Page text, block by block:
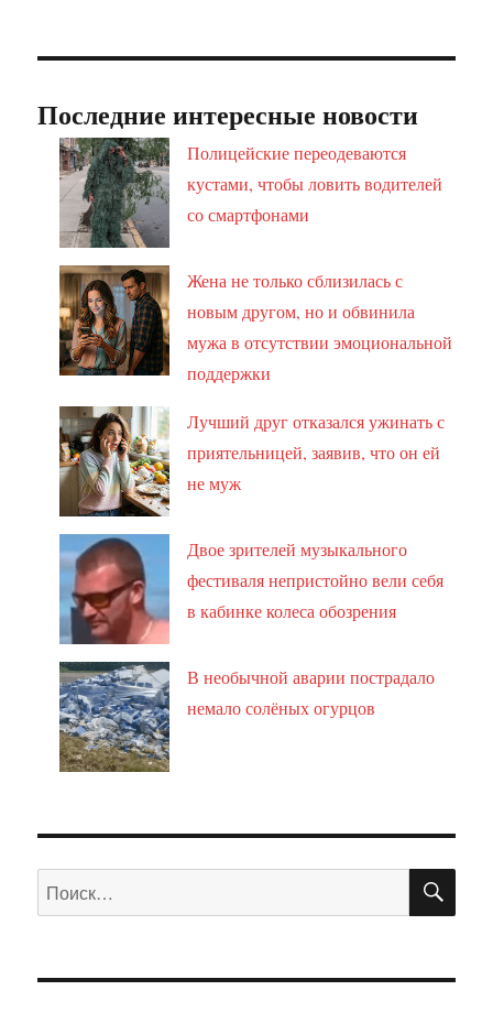
Последние интересные новости
Полицейские переодеваются
кустами, чтобы ловить водителей
со смартфонами
Жена не только сблизилась с
новым другом, но и обвинила
мужа в отсутствии эмоциональной
поддержки
Лучший друг отказался ужинать с
приятельницей, заявив, что он ей
не муж
Двое зрителей музыкального
фестиваля непристойно вели себя
в кабинке колеса обозрения
В необычной аварии пострадало
немало солёных огурцов
Искать: